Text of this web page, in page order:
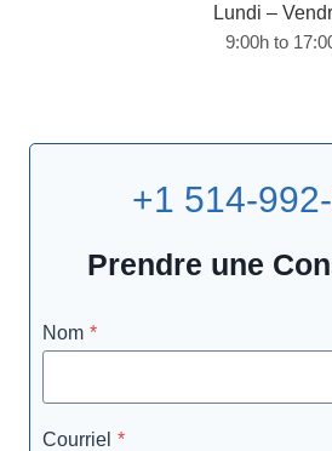
Lundi –
9:00h to
+1 514-
Prendre une
Nom *
Courriel *